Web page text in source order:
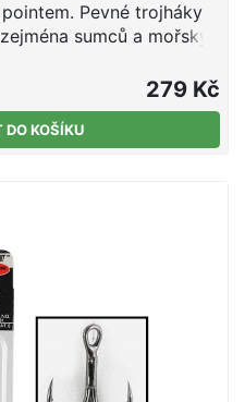
Pevné trojháky
sumců a mořský
279 Kč
DO KOŠÍKU